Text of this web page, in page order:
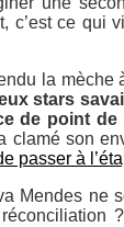
c’est ce qui
la
stars
de point
clamé son
passer à
Mendes ne